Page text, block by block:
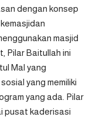
dengan konsep
masjid
Pilar Baitullah ini
Mal yang
yang memiliki
yang ada. Pilar
pusat kaderisasi